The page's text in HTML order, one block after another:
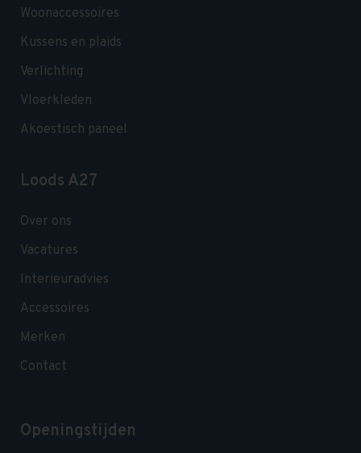
Woonaccessoires
Kussens en plaids
Verlichting
Vloerkleden
Akoestisch paneel
Loods A27
Over ons
Vacatures
Interieuradvies
Accessoires
Merken
Contact
Openingstijden